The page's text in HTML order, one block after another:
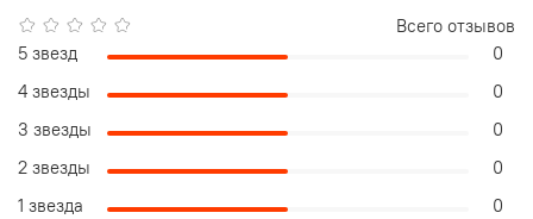
Всего отзывов
5 звезд
0
4 звезды
0
3 звезды
0
2 звезды
0
1 звезда
0